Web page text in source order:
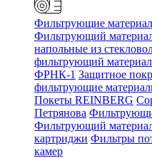
Фильтрующие
Фильтрующий
напольные из
фильтрующий
ФРНК-1 Защитное
фильтрующие
Покеты REINBERG
Петрянова
Фильтрующий
картриджи Фильтры
камер